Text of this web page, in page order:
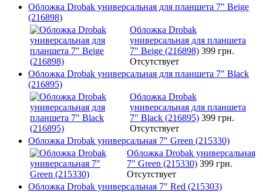
Обложка Drobak универсальная для планшета 7" Beige
(216898)
Обложка Drobak
универсальная для планшета
7" Beige (216898) 399 грн.
Отсутствует
Обложка Drobak универсальная для планшета 7" Black
(216895)
Обложка Drobak
универсальная для планшета
7" Black (216895) 399 грн.
Отсутствует
Обложка Drobak универсальная 7" Green (215330)
Обложка Drobak универсальная
7" Green (215330) 399 грн.
Отсутствует
Обложка Drobak универсальная 7" Red (215303)